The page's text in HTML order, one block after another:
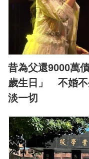
昔為父還9000萬
歲生日」 不婚不
淡一切